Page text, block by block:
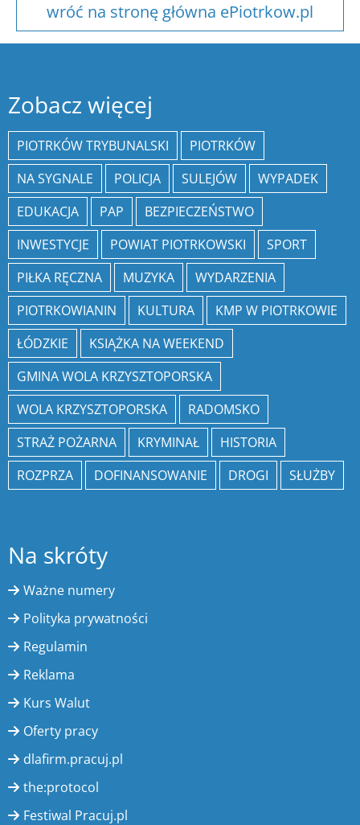
wróć na stronę główna ePiotrkow.pl
Zobacz więcej
PIOTRKÓW TRYBUNALSKI
PIOTRKÓW
NA SYGNALE
POLICJA SULEJÓW
WYPADEK
EDUKACJA
PAP
BEZPIECZEŃSTWO
INWESTYCJE
POWIAT PIOTRKOWSKI
SPORT
PIŁKA RĘCZNA
MUZYKA
WYDARZENIA
PIOTRKOWIANIN
KULTURA
KMP W PIOTRKOWIE
ŁÓDZKIE
KSIĄŻKA NA WEEKEND
GMINA WOLA KRZYSZTOPORSKA
WOLA KRZYSZTOPORSKA
RADOMSKO
STRAŻ POŻARNA
KRYMINAŁ
HISTORIA
ROZPRZA
DOFINANSOWANIE DROGI SŁUŻBY
Na skróty
Ważne numery
Polityka prywatności
Regulamin
Reklama
Kurs Walut
Oferty pracy
dlafirm.pracuj.pl
the:protocol
Festiwal Pracuj.pl